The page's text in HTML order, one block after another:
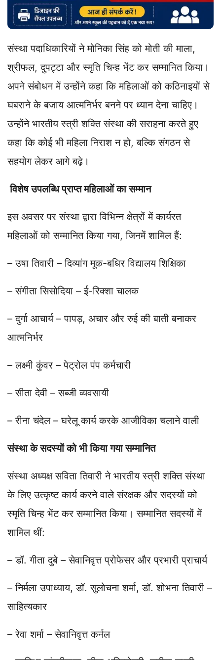
संस्था पदाधिकारियों ने मोनिका सिंह को मोती की माला,
श्रीफल, दुपट्टा और स्मृति चिन्ह भेंट कर सम्मानित किया।
अपने संबोधन में उन्होंने कहा कि महिलाओं को कठिनाइयों से
घबराने के बजाय आत्मनिर्भर बनने पर ध्यान देना चाहिए।
उन्होंने भारतीय स्त्री शक्ति संस्था की सराहना करते हुए
कहा कि कोई भी महिला निराश न हो, बल्कि संगठन से
सहयोग लेकर आगे बढ़े।
विशेष उपलब्धि प्राप्त महिलाओं का सम्मान
इस अवसर पर संस्था द्वारा विभिन्न क्षेत्रों में कार्यरत
महिलाओं को सम्मानित किया गया, जिनमें शामिल हैं:
– उषा तिवारी – दिव्यांग मूक-बधिर विद्यालय शिक्षिका
– संगीता सिसोदिया – ई-रिक्शा चालक
– दुर्गा आचार्य – पापड़, अचार और रुई की बाती बनाकर
आत्मनिर्भर
– लक्ष्मी कुंवर – पेट्रोल पंप कर्मचारी
– सीता देवी – सब्जी व्यवसायी
– रीना चंदेल – घरेलू कार्य करके आजीविका चलाने वाली
संस्था के सदस्यों को भी किया गया सम्मानित
संस्था अध्यक्ष सविता तिवारी ने भारतीय स्त्री शक्ति संस्था
के लिए उत्कृष्ट कार्य करने वाले संरक्षक और सदस्यों को
स्मृति चिन्ह भेंट कर सम्मानित किया। सम्मानित सदस्यों में
शामिल थीं:
– डॉ. गीता दुबे – सेवानिवृत्त प्रोफेसर और प्रभारी प्राचार्य
– निर्मला उपाध्याय, डॉ. सुलोचना शर्मा, डॉ. शोभना तिवारी –
साहित्यकार
– रेवा शर्मा – सेवानिवृत्त कर्नल